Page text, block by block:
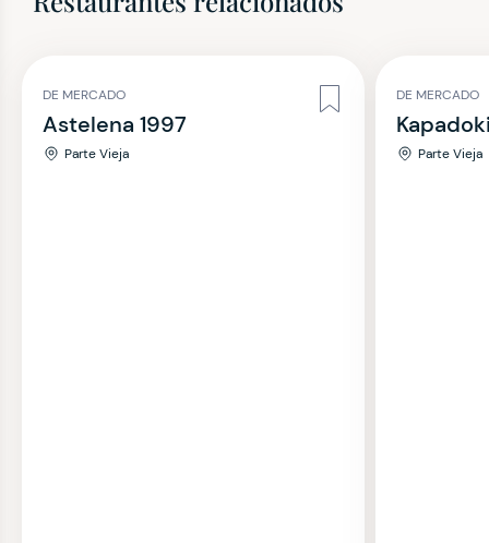
DE MERCADO
Astelena 1997
Parte Vieja
DE MERCADO
Parte Vieja